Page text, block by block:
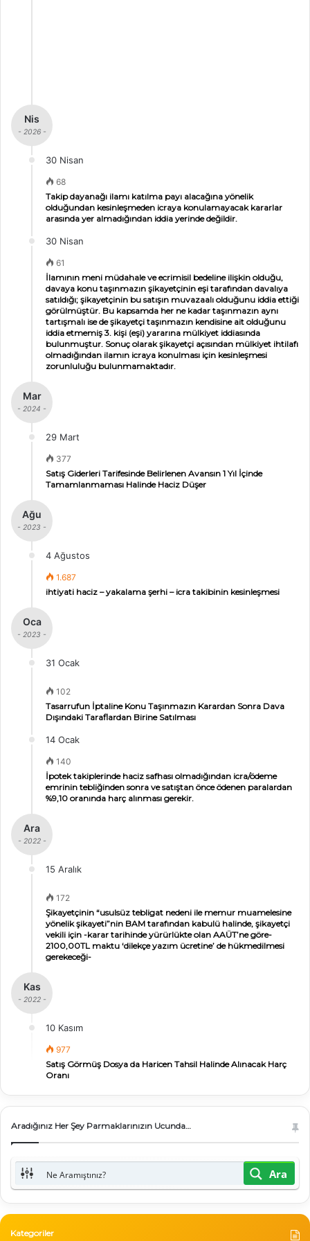
Nis
- 2026 -
30 Nisan
68
Takip dayanağı ilamı katılma payı alacağına yönelik
olduğundan kesinleşmeden icraya konulamayacak kararlar
arasında yer almadığından iddia yerinde değildir.
30 Nisan
61
İlamının meni müdahale ve ecrimisil bedeline ilişkin olduğu,
davaya konu taşınmazın şikayetçinin eşi tarafından davalıya
satıldığı; şikayetçinin bu satışın muvazaalı olduğunu iddia ettiği
görülmüştür. Bu kapsamda her ne kadar taşınmazın aynı
tartışmalı ise de şikayetçi taşınmazın kendisine ait olduğunu
iddia etmemiş 3. kişi (eşi) yararına mülkiyet iddiasında
bulunmuştur. Sonuç olarak şikayetçi açısından mülkiyet ihtilafı
olmadığından ilamın icraya konulması için kesinleşmesi
zorunluluğu bulunmamaktadır.
Mar
- 2024 -
29 Mart
377
Satış Giderleri Tarifesinde Belirlenen Avansın 1 Yıl İçinde
Tamamlanmaması Halinde Haciz Düşer
Ağu
- 2023 -
4 Ağustos
1.687
ihtiyati haciz – yakalama şerhi – icra takibinin kesinleşmesi
Oca
- 2023 -
31 Ocak
102
Tasarrufun İptaline Konu Taşınmazın Karardan Sonra Dava
Dışındaki Taraflardan Birine Satılması
14 Ocak
140
İpotek takiplerinde haciz safhası olmadığından icra/ödeme
emrinin tebliğinden sonra ve satıştan önce ödenen paralardan
%9,10 oranında harç alınması gerekir.
Ara
- 2022 -
15 Aralık
172
Şikayetçinin “usulsüz tebligat nedeni ile memur muamelesine
yönelik şikayeti”nin BAM tarafından kabulü halinde, şikayetçi
vekili için -karar tarihinde yürürlükte olan AAÜT’ne göre-
2100,00TL maktu ‘dilekçe yazım ücretine’ de hükmedilmesi
gerekeceği-
Kas
- 2022 -
10 Kasım
977
Satış Görmüş Dosya da Haricen Tahsil Halinde Alınacak Harç
Oranı
Aradığınız Her Şey Parmaklarınızın Ucunda…
Ara
Kategoriler